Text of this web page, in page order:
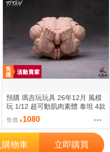
預購 瑪吉玩玩具 26年12月 風模
玩 1/12 超可動肌肉素體 泰坦 4款
膚色 0828
售價 1080
購物車 立即購買